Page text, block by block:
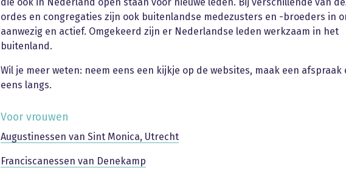
ordes en congregaties zijn ook buitenlandse medezusters en -broeders in
aanwezig en actief. Omgekeerd zijn er Nederlandse leden werkzaam in het
buitenland.
Wil je meer weten: neem eens een kijkje op de websites, maak een afspraak
eens langs.
Voor vrouwen
Augustinessen van Sint Monica, Utrecht
Franciscanessen van Denekamp